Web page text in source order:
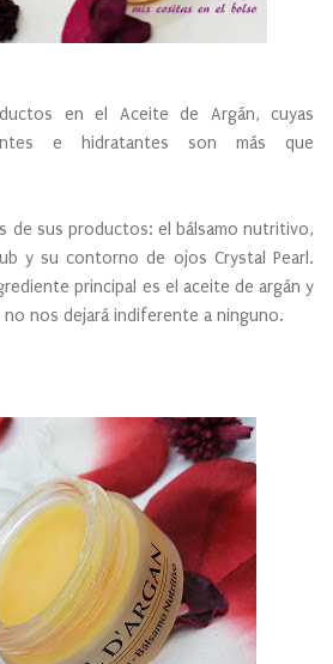
en el Aceite de Argán, cuyas
e hidratantes son más que
de sus productos: el bálsamo nutritivo,
y su contorno de ojos Crystal Pearl.
principal es el aceite de argán y
nos dejará indiferente a ninguno.